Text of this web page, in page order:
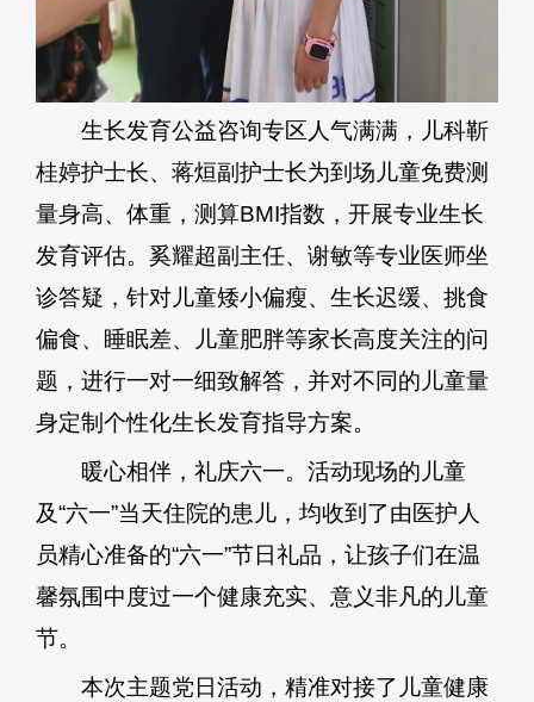
生长发育公益咨询专区人气满满，儿科靳
桂婷护士长、蒋烜副护士长为到场儿童免费测
量身高、体重，测算BMI指数，开展专业生长
发育评估。奚耀超副主任、谢敏等专业医师坐
诊答疑，针对儿童矮小偏瘦、生长迟缓、挑食
偏食、睡眠差、儿童肥胖等家长高度关注的问
题，进行一对一细致解答，并对不同的儿童量
身定制个性化生长发育指导方案。
暖心相伴，礼庆六一。活动现场的儿童
及“六一”当天住院的患儿，均收到了由医护人
员精心准备的“六一”节日礼品，让孩子们在温
馨氛围中度过一个健康充实、意义非凡的儿童
节。
本次主题党日活动，精准对接了儿童健康